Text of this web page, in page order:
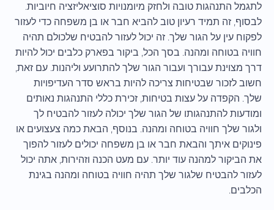
לתגמל התנהגות טובה ולחזק מיומנויות סוציאליזציה חיוביות.
לבסוף, זה תמיד רעיון טוב להביא חבר או בן משפחה כדי לעזור
לפקוח עין על הגור שלך. זה יכול לעזור להבטיח שלכולם תהיה
חוויה בטוחה ומהנה. בסך הכל, ביקור בפארק כלבים יכול להיות
דרך מצוינת עבורך ועבור הגור שלך להתרועע וליהנות. עם זאת,
חשוב לזכור שבטיחות צריכה להיות בראש סדר העדיפויות
שלך. הקפדה על עצות בטיחות, זכירת כללי התנהגות נאותים
ומודעות להתנהגותו של הגור שלך יכולה לעזור להבטיח לך
ולגור שלך חוויה בטוחה ומהנה. בנוסף, הבאת כמה צעצועים או
פינוקים איתך והבאת חבר או בן משפחה יכולים לעזור להפוך
את הביקור למהנה עוד יותר. עם מעט הכנה וזהירות, אתה יכול
לעזור להבטיח שלגור שלך תהיה חוויה בטוחה ומהנה בגינת
הכלבים.